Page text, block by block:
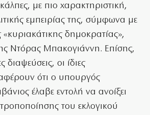
με πιο χαρακτηριστική,
εμπειρίας της, σύμφωνα με
δημοκρατίας»,
Ντόρας Μπακογιάννη. Επίσης,
διαψεύσεις, οι ίδιες
ότι ο υπουργός
έλαβε εντολή να ανοίξει
του εκλογικού